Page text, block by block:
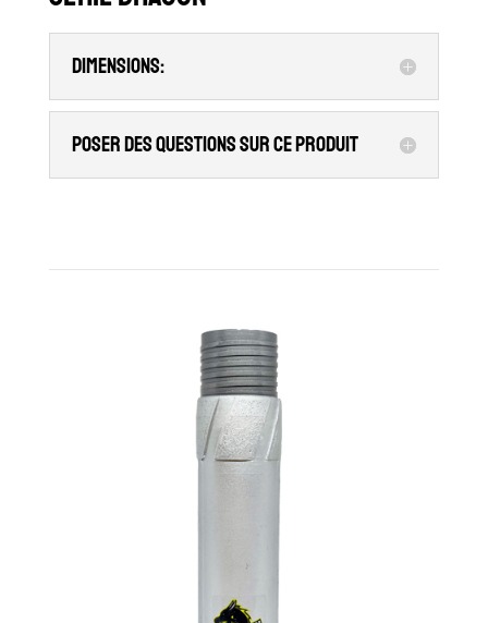
Dimensions:
Poser des questions sur ce produit